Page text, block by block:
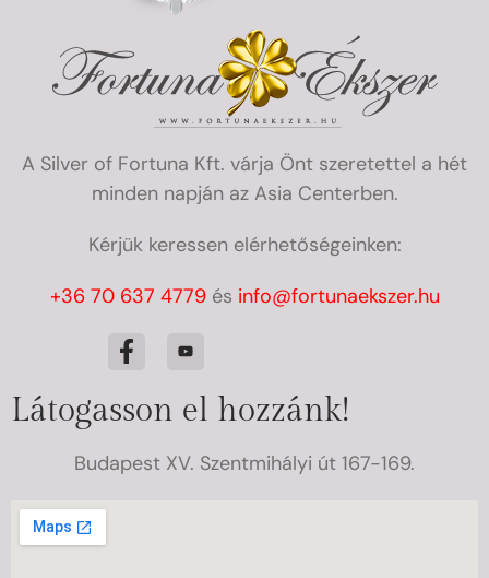
A Silver of Fortuna Kft. várja Önt szeretettel a hét
minden napján az Asia Centerben.
Kérjük keressen elérhetőségeinken:
+36 70 637 4779és info@fortunaekszer.hu
Látogasson el hozzánk!
Budapest XV. Szentmihályi út 167-169.